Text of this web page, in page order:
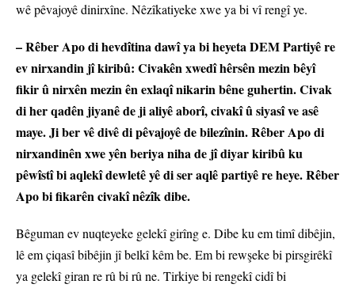
wê pêvajoyê dinirxîne. Nêzîkatiyeke xwe ya bi vî rengî ye.
– Rêber Apo di hevdîtina dawî ya bi heyeta DEM Partiyê re
ev nirxandin jî kiribû: Civakên xwedî hêrsên mezin bêyî
fikir û nirxên mezin ên exlaqî nikarin bêne guhertin. Civak
di her qadên jiyanê de ji aliyê aborî, civakî û siyasî ve asê
maye. Ji ber vê divê di pêvajoyê de bilezînin. Rêber Apo di
nirxandinên xwe yên beriya niha de jî diyar kiribû ku
pêwîstî bi aqlekî dewletê yê di ser aqlê partiyê re heye. Rêber
Apo bi fikarên civakî nêzîk dibe.
Bêguman ev nuqteyeke gelekî girîng e. Dibe ku em timî dibêjin,
lê em çiqasî bibêjin jî belkî kêm be. Em bi rewşeke bi pirsgirêkî
ya gelekî giran re rû bi rû ne. Tirkiye bi rengekî cidî bi